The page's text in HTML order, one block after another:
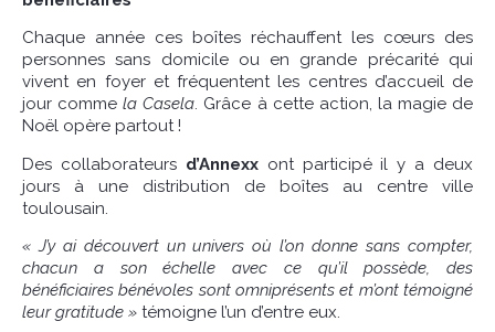
Chaque année ces boîtes réchauffent les cœurs des
personnes sans domicile ou en grande précarité qui
vivent en foyer et fréquentent les centres d’accueil de
jour commela Casela. Grâce à cette action, la magie de
Noël opère partout !
Des collaborateurs d’Annexxont participé il y a deux
jours à une distribution de boîtes au centre ville
toulousain.
« J’y ai découvert un univers où l’on donne sans compter,
chacun a son échelle avec ce qu’il possède, des
bénéficiaires bénévoles sont omniprésents et m’ont témoigné
leur gratitude » témoigne l’un d’entre eux.